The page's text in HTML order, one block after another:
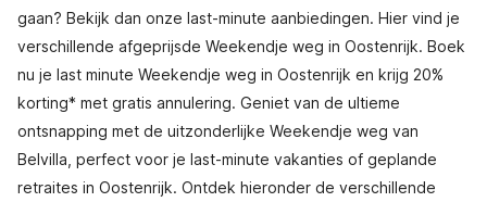
gaan? Bekijk dan onze last-minute aanbiedingen. Hier vind je
verschillende afgeprijsde Weekendje weg in Oostenrijk. Boek
nu je last minute Weekendje weg in Oostenrijk en krijg 20%
korting* met gratis annulering. Geniet van de ultieme
ontsnapping met de uitzonderlijke Weekendje weg van
Belvilla, perfect voor je last-minute vakanties of geplande
retraites in Oostenrijk. Ontdek hieronder de verschillende